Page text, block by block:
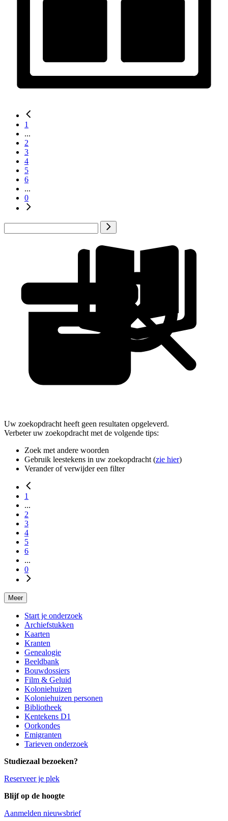
1
...
2
3
4
5
6
...
0
Uw zoekopdracht heeft geen resultaten opgeleverd.
Verbeter uw zoekopdracht met de volgende tips:
Zoek met andere woorden
Gebruik leestekens in uw zoekopdracht (zie hier)
Verander of verwijder een filter
1
...
2
3
4
5
6
...
0
Meer
Start je onderzoek
Archiefstukken
Kaarten
Kranten
Genealogie
Beeldbank
Bouwdossiers
Film & Geluid
Koloniehuizen
Koloniehuizen personen
Bibliotheek
Kentekens D1
Oorkondes
Emigranten
Tarieven onderzoek
Studiezaal bezoeken?
Reserveer je plek
Blijf op de hoogte
Aanmelden nieuwsbrief